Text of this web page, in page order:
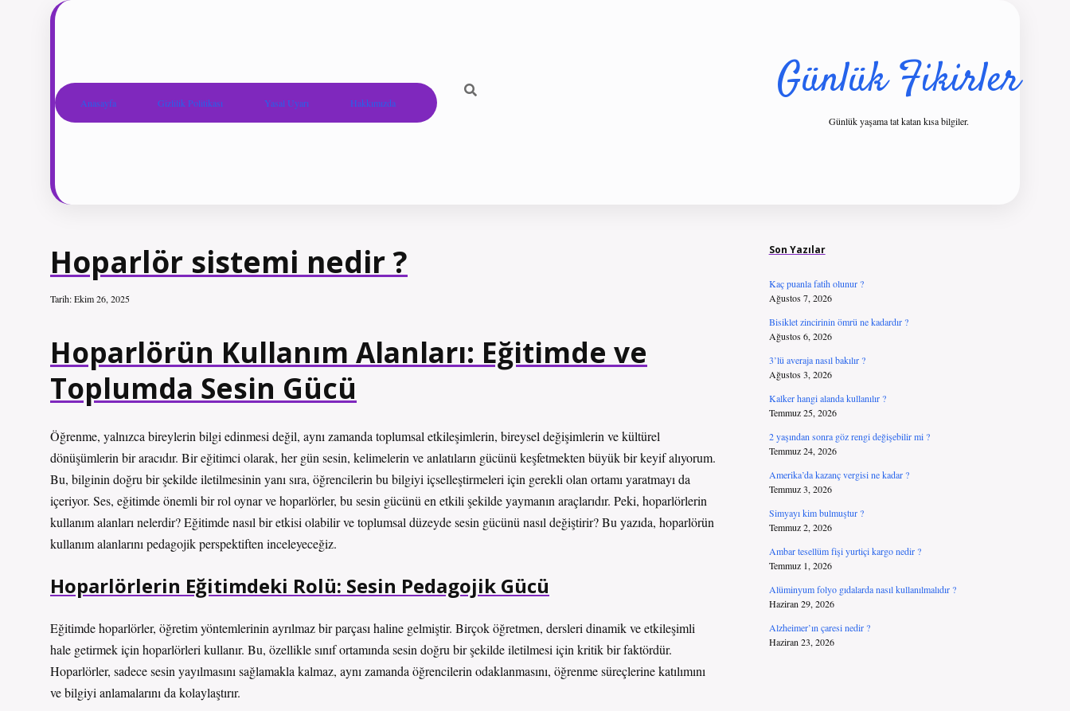
Anasayfa Gizlilik Politikası Yasal Uyarı Hakkımızda Günlük Fikirler
Günlük yaşama tat katan kısa bilgiler.
Hoparlör sistemi nedir ?
Tarih: Ekim 26, 2025
Hoparlörün Kullanım Alanları: Eğitimde ve
Toplumda Sesin Gücü
Öğrenme, yalnızca bireylerin bilgi edinmesi değil, aynı zamanda toplumsal etkileşimlerin, bireysel değişimlerin ve kültürel
dönüşümlerin bir aracıdır. Bir eğitimci olarak, her gün sesin, kelimelerin ve anlatıların gücünü keşfetmekten büyük bir keyif alıyorum.
Bu, bilginin doğru bir şekilde iletilmesinin yanı sıra, öğrencilerin bu bilgiyi içselleştirmeleri için gerekli olan ortamı yaratmayı da
içeriyor. Ses, eğitimde önemli bir rol oynar ve hoparlörler, bu sesin gücünü en etkili şekilde yaymanın araçlarıdır. Peki, hoparlörlerin
kullanım alanları nelerdir? Eğitimde nasıl bir etkisi olabilir ve toplumsal düzeyde sesin gücünü nasıl değiştirir? Bu yazıda, hoparlörün
kullanım alanlarını pedagojik perspektiften inceleyeceğiz.
Hoparlörlerin Eğitimdeki Rolü: Sesin Pedagojik Gücü
Eğitimde hoparlörler, öğretim yöntemlerinin ayrılmaz bir parçası haline gelmiştir. Birçok öğretmen, dersleri dinamik ve etkileşimli
hale getirmek için hoparlörleri kullanır. Bu, özellikle sınıf ortamında sesin doğru bir şekilde iletilmesi için kritik bir faktördür.
Hoparlörler, sadece sesin yayılmasını sağlamakla kalmaz, aynı zamanda öğrencilerin odaklanmasını, öğrenme süreçlerine katılımını
ve bilgiyi anlamalarını da kolaylaştırır.
Son Yazılar
Kaç puanla fatih olunur ?
Ağustos 7, 2026
Bisiklet zincirinin ömrü ne kadardır ?
Ağustos 6, 2026
3’lü averaja nasıl bakılır ?
Ağustos 3, 2026
Kalker hangi alanda kullanılır ?
Temmuz 25, 2026
2 yaşından sonra göz rengi değişebilir mi ?
Temmuz 24, 2026
Amerika’da kazanç vergisi ne kadar ?
Temmuz 3, 2026
Simyayı kim bulmuştur ?
Temmuz 2, 2026
Ambar tesellüm fişi yurtiçi kargo nedir ?
Temmuz 1, 2026
Alüminyum folyo gıdalarda nasıl kullanılmalıdır ?
Haziran 29, 2026
Alzheimer’ın çaresi nedir ?
Haziran 23, 2026